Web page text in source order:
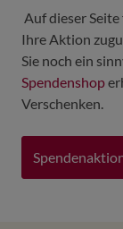
Auf dieser Seite
Ihre Aktion
Sie noch ein
Spendenshop
Verschenken.